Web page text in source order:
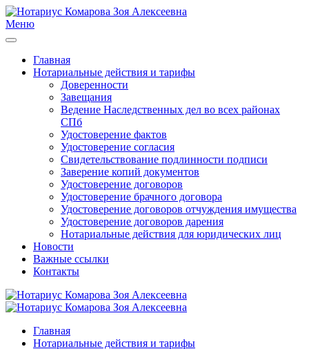
Меню
Главная
Нотариальные действия и тарифы
Доверенности
Завещания
Ведение Наследственных дел во всех районах
СПб
Удостоверение фактов
Удостоверение согласия
Свидетельствование подлинности подписи
Заверение копий документов
Удостоверение договоров
Удостоверение брачного договора
Удостоверение договоров отчуждения имущества
Удостоверение договоров дарения
Нотариальные действия для юридических лиц
Новости
Важные ссылки
Контакты
Главная
Нотариальные действия и тарифы